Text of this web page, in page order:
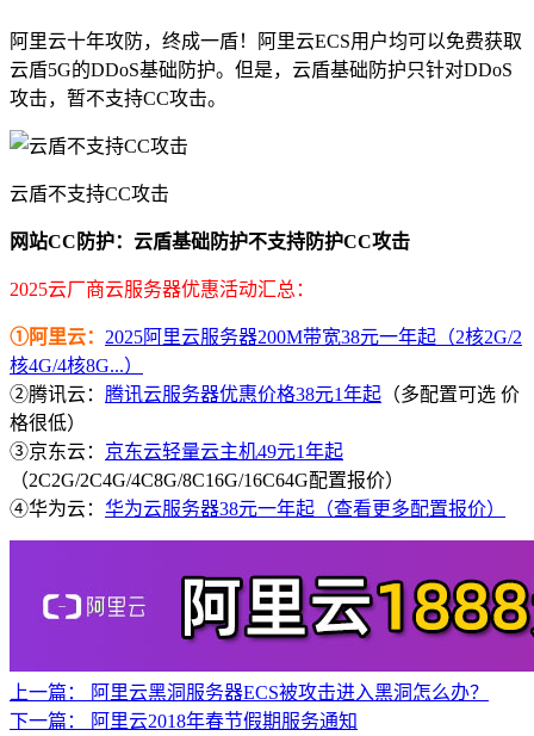
阿里云十年攻防，终成一盾！阿里云ECS用户均可以免费获取
云盾5G的DDoS基础防护。但是，云盾基础防护只针对DDoS
攻击，暂不支持CC攻击。
云盾不支持CC攻击
网站CC防护：云盾基础防护不支持防护CC攻击
2025云厂商云服务器优惠活动汇总：
①阿里云： 2025阿里云服务器200M带宽38元一年起（2核2G/2
核4G/4核8G...）
②腾讯云： 腾讯云服务器优惠价格38元1年起 （多配置可选 价
格很低）
③京东云： 京东云轻量云主机49元1年起
（2C2G/2C4G/4C8G/8C16G/16C64G配置报价）
④华为云： 华为云服务器38元一年起（查看更多配置报价）
上一篇：
阿里云黑洞服务器ECS被攻击进入黑洞怎么办？
下一篇：
阿里云2018年春节假期服务通知